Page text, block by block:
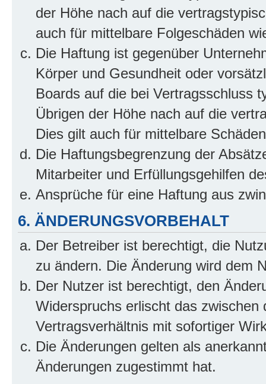
der Höhe nach auf die
auch für mittelbare Folgeschäden
Die Haftung ist gegenüber
Körper und Gesundheit oder
Boards auf die bei Vertragsschluss
Übrigen der Höhe nach auf die
Dies gilt auch für mittelbare
Die Haftungsbegrenzung der
Mitarbeiter und Erfüllungsgehilfen
Ansprüche für eine Haftung aus
6. ÄNDERUNGSVORBEHALT
Der Betreiber ist berechtigt, die
zu ändern. Die Änderung wird dem
Der Nutzer ist berechtigt, den
Widerspruchs erlischt das
Vertragsverhältnis mit sofortiger
Die Änderungen gelten als
Änderungen zugestimmt hat.